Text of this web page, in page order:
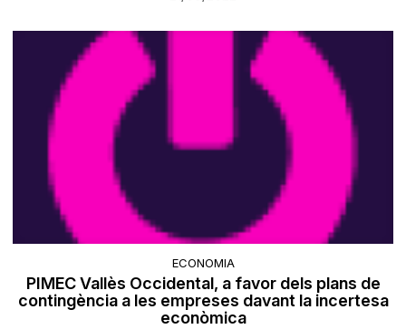
ECONOMIA
PIMEC Vallès Occidental, a favor dels plans de
contingència a les empreses davant la incertesa
econòmica